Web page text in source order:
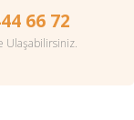
66 72
Ulaşabilirsiniz.